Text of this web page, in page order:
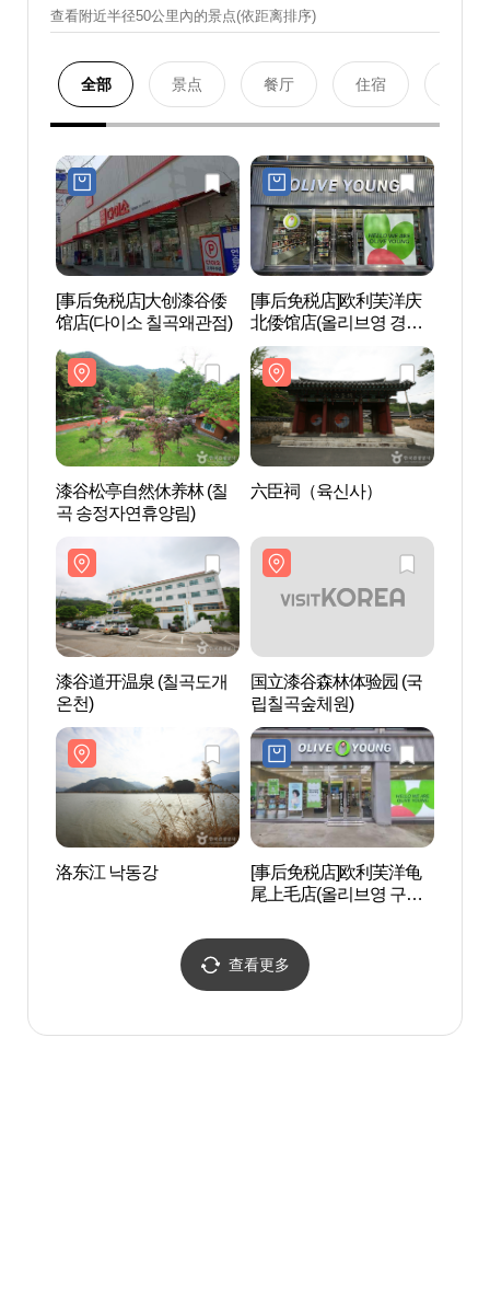
查看附近半径50公里內的景点(依距离排序)
全部 景点 餐厅 住宿
[事后免税店]大创漆谷倭
馆店(다이소 칠곡왜관점)
[事后免税店]欧利芙洋庆
北倭馆店(올리브영 경북
왜관점)
漆谷松亭自然休养林 (칠
곡 송정자연휴양림)
六臣祠（육신사）
漆谷道开温泉 (칠곡도개
온천)
国立漆谷森林体验园 (국
립칠곡숲체원)
洛东江 낙동강
[事后免税店]欧利芙洋龟
尾上毛店(올리브영 구미
查看更多